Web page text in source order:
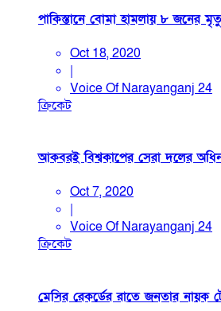
পাকিস্তানে বোমা হামলায় ৮ জনের
Oct 18, 2020
|
Voice Of Narayanganj 24
ক্রিকেট
আকবরই বিশ্বকাপের সেরা দলের
Oct 7, 2020
|
Voice Of Narayanganj 24
ক্রিকেট
মেসির রেকর্ডের রাতে জনতার নায়ক